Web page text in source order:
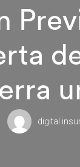
digital